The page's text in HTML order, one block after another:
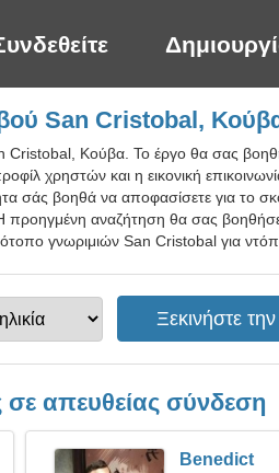
San Cristobal,
Κούβα. Το έργο θα σας
χρηστών και η εικονική
σάς βοηθά να αποφασίσετε για το
προηγμένη αναζήτηση θα σας
γνωριμιών San Cristobal για
σε απευθείας σύνδεση
Benedict